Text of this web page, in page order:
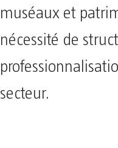
muséaux et
nécessité de
secteur.